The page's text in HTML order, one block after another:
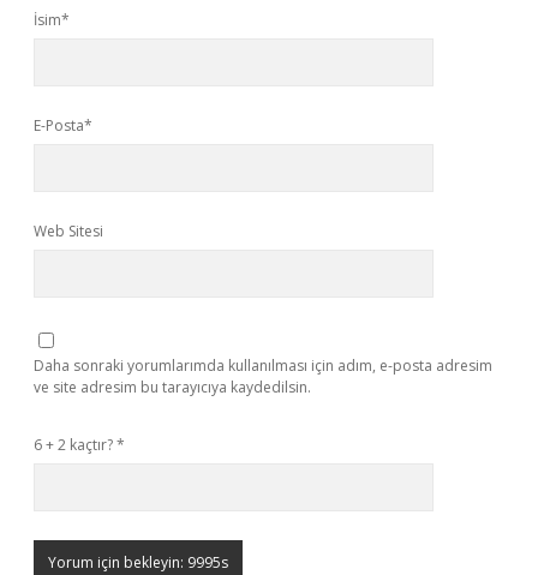
İsim*
E-Posta*
Web Sitesi
Daha sonraki yorumlarımda kullanılması için adım, e-posta adresim
ve site adresim bu tarayıcıya kaydedilsin.
6 + 2 kaçtır?*